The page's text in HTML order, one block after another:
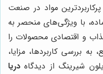
مواد در صنعت
با ویژگی‌های منحصر به
و اقتصادی محصولات را
بررسی کاربردها، مزایا،
شیرینگ از دیدگاه دریا